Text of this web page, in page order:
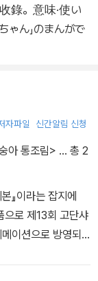
錄。意味·使い
ゃん」のまんがで
자파일 신간알림 신청
아 통조림> … 총 2
』이라는 잡지에
으로 제13회 고단샤
이션으로 방영되